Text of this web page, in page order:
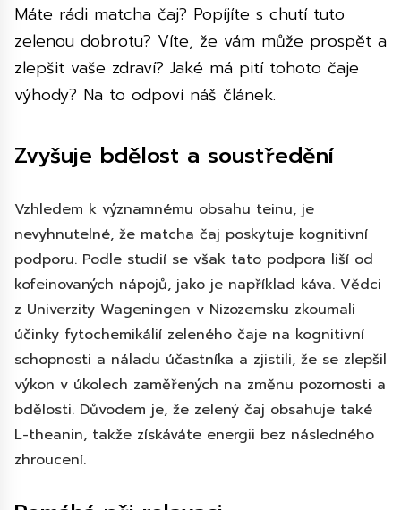
Máte rádi matcha čaj? Popíjíte s chutí tuto
zelenou dobrotu? Víte, že vám může prospět a
zlepšit vaše zdraví? Jaké má pití tohoto čaje
výhody? Na to odpoví náš článek.
Zvyšuje bdělost a soustředění
Vzhledem k významnému obsahu teinu, je
nevyhnutelné, že matcha čaj poskytuje kognitivní
podporu. Podle studií se však tato podpora liší od
kofeinovaných nápojů, jako je například káva. Vědci
z Univerzity Wageningen v Nizozemsku zkoumali
účinky fytochemikálií zeleného čaje na kognitivní
schopnosti a náladu účastníka a zjistili, že se zlepšil
výkon v úkolech zaměřených na změnu pozornosti a
bdělosti. Důvodem je, že zelený čaj obsahuje také
L-theanin, takže získáváte energii bez následného
zhroucení.